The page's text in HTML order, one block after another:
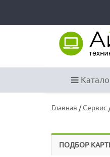
Главная /Сервис
ПОДБОР